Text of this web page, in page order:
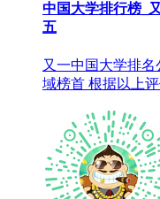
中国大学排行榜_
五
又一中国大学排
域榜首 根据以上